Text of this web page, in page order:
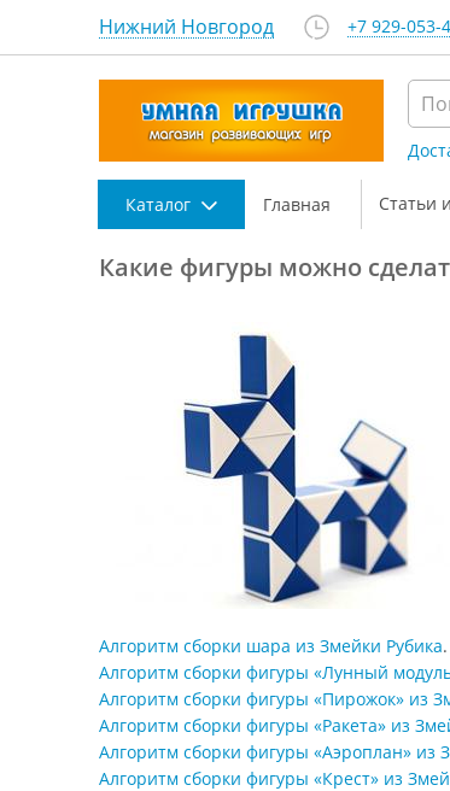
Нижний Новгород +7 929-053-
Каталог Главная Статьи
Какие фигуры можно
Алгоритм сборки шара из Змейки Рубика.
Алгоритм сборки фигуры «Лунный
Алгоритм сборки фигуры «Пирожок» из
Алгоритм сборки фигуры «Ракета» из
Алгоритм сборки фигуры «Аэроплан» из
Алгоритм сборки фигуры «Крест» из